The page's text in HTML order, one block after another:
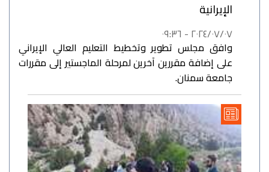
الإيرانية
٢٠٢٤/٠٧/٠٧ - ٠٩:٣٦
وافق مجلس تطوير وتخطيط التعليم العالي الإيراني
على إضافة مقررين آخرين لمرحلة الماجستير إلى مقررات
جامعة سمنان.